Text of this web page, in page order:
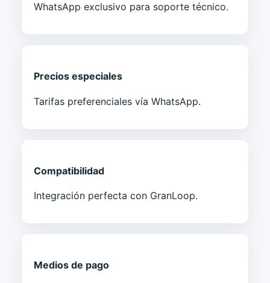
WhatsApp exclusivo para soporte técnico.
Precios especiales
Tarifas preferenciales vía WhatsApp.
Compatibilidad
Integración perfecta con GranLoop.
Medios de pago